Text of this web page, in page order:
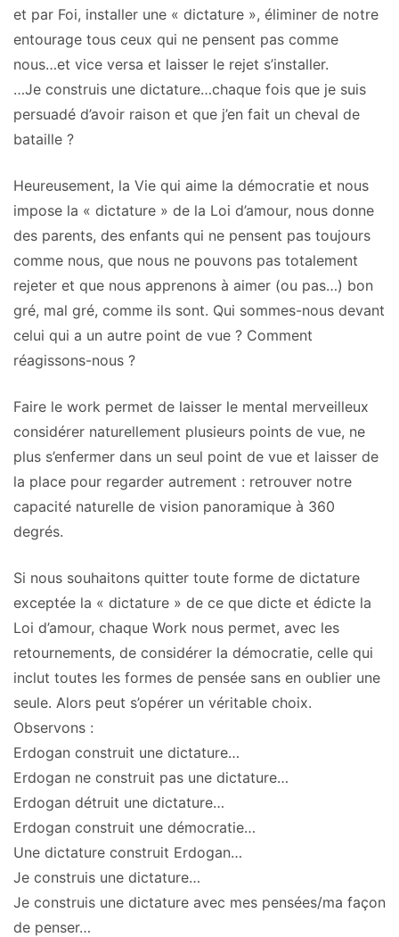
et par Foi, installer une « dictature », éliminer de notre
entourage tous ceux qui ne pensent pas comme
nous…et vice versa et laisser le rejet s’installer.
…Je construis une dictature…chaque fois que je suis
persuadé d’avoir raison et que j’en fait un cheval de
bataille ?
Heureusement, la Vie qui aime la démocratie et nous
impose la « dictature » de la Loi d’amour, nous donne
des parents, des enfants qui ne pensent pas toujours
comme nous, que nous ne pouvons pas totalement
rejeter et que nous apprenons à aimer (ou pas…) bon
gré, mal gré, comme ils sont. Qui sommes-nous devant
celui qui a un autre point de vue ? Comment
réagissons-nous ?
Faire le work permet de laisser le mental merveilleux
considérer naturellement plusieurs points de vue, ne
plus s’enfermer dans un seul point de vue et laisser de
la place pour regarder autrement : retrouver notre
capacité naturelle de vision panoramique à 360
degrés.
Si nous souhaitons quitter toute forme de dictature
exceptée la « dictature » de ce que dicte et édicte la
Loi d’amour, chaque Work nous permet, avec les
retournements, de considérer la démocratie, celle qui
inclut toutes les formes de pensée sans en oublier une
seule. Alors peut s’opérer un véritable choix.
Observons :
Erdogan construit une dictature…
Erdogan ne construit pas une dictature…
Erdogan détruit une dictature…
Erdogan construit une démocratie…
Une dictature construit Erdogan…
Je construis une dictature…
Je construis une dictature avec mes pensées/ma façon
de penser…